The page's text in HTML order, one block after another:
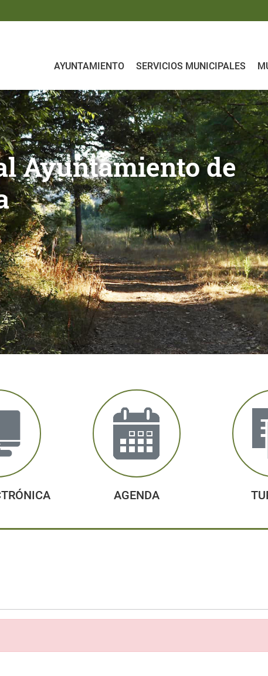
AYUNTAMIENTO SERVICIOS MUNICIPALES
de Iruraiz - Gauna
Ayuntamiento de
AGENDA